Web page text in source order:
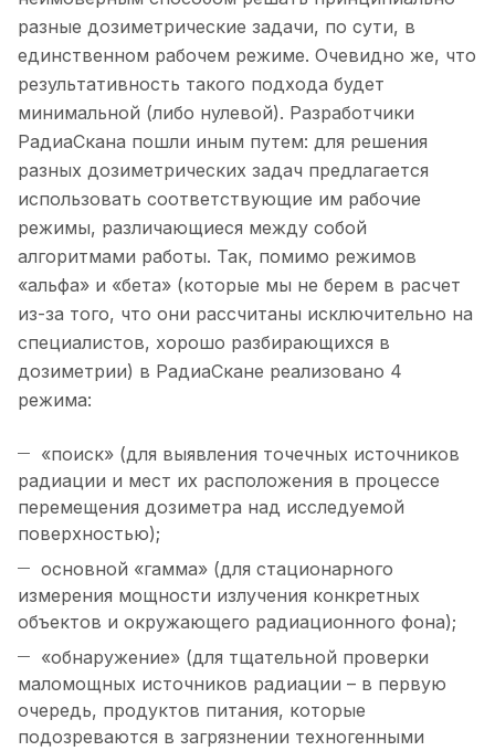
разные дозиметрические задачи, по сути, в
единственном рабочем режиме. Очевидно же, что
результативность такого подхода будет
минимальной (либо нулевой). Разработчики
РадиаСкана пошли иным путем: для решения
разных дозиметрических задач предлагается
использовать соответствующие им рабочие
режимы, различающиеся между собой
алгоритмами работы. Так, помимо режимов
«альфа» и «бета» (которые мы не берем в расчет
из-за того, что они рассчитаны исключительно на
специалистов, хорошо разбирающихся в
дозиметрии) в РадиаСкане реализовано 4
режима:
«поиск» (для выявления точечных источников
радиации и мест их расположения в процессе
перемещения дозиметра над исследуемой
поверхностью);
основной «гамма» (для стационарного
измерения мощности излучения конкретных
объектов и окружающего радиационного фона);
«обнаружение» (для тщательной проверки
маломощных источников радиации – в первую
очередь, продуктов питания, которые
подозреваются в загрязнении техногенными